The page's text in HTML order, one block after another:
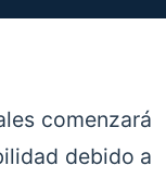
comenzará
debido a